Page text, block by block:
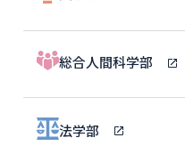
総合人間科学部
法学部